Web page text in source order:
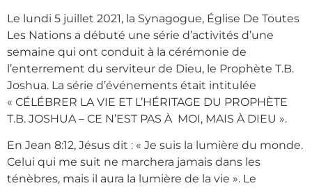
Le lundi 5 juillet 2021, la Synagogue, Église De Toutes
Les Nations a débuté une série d’activités d’une
semaine qui ont conduit à la cérémonie de
l’enterrement du serviteur de Dieu, le Prophète T.B.
Joshua. La série d’événements était intitulée
« CÉLÉBRER LA VIE ET L’HÉRITAGE DU PROPHÈTE
T.B. JOSHUA – CE N’EST PAS À MOI, MAIS À DIEU ».
En Jean 8:12, Jésus dit : « Je suis la lumière du monde.
Celui qui me suit ne marchera jamais dans les
ténèbres, mais il aura la lumière de la vie ». Le